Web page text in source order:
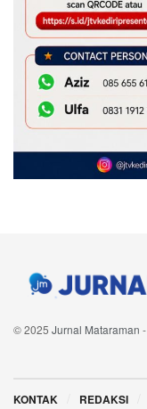
© 2025 Jurnal Mataraman
KONTAK REDAKSI